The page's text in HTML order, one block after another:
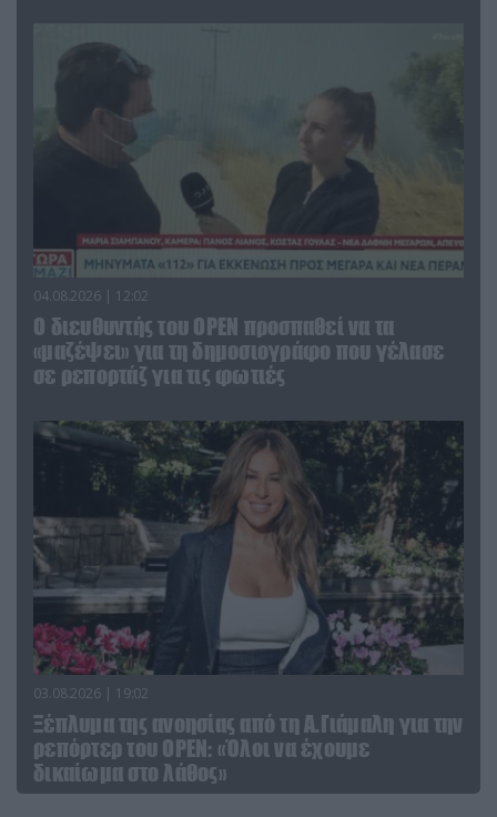
04.08.2026 | 12:02
O διευθυντής του OPEN προσπαθεί να τα
«μαζέψει» για τη δημοσιογράφο που γέλασε
σε ρεπορτάζ για τις φωτιές
03.08.2026 | 19:02
Ξέπλυμα της ανοησίας από τη Α.Γιάμαλη για την
ρεπόρτερ του ΟΡΕΝ: «Όλοι να έχουμε
δικαίωμα στο λάθος»